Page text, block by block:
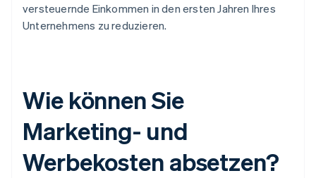
versteuernde Einkommen in den ersten Jahren Ihres
Unternehmens zu reduzieren.
Wie können Sie
Marketing- und
Werbekosten absetzen?